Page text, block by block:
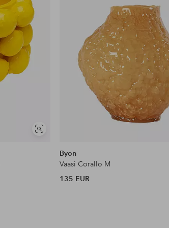
Näytä
Byon
Vaasi Corallo M
135 EUR